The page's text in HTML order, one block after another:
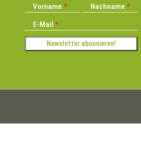
Vorname
Nachname
E-Mail